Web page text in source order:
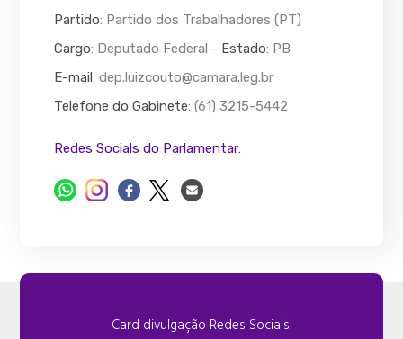
Partido: Partido dos Trabalhadores (PT)
Cargo: Deputado Federal - Estado: PB
E-mail:dep.luizcouto@camara.leg.br
Telefone do Gabinete: (61) 3215-5442
Redes Socials do Parlamentar:
Card divulgação Redes Sociais: